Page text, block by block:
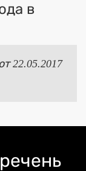
в
22.05.2017